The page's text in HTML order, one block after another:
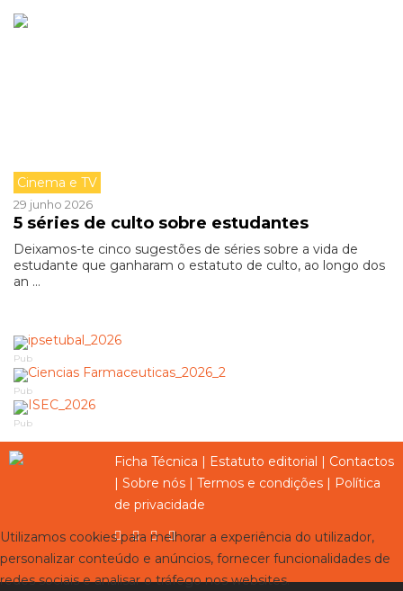
Cinema e TV
29 junho 2026
5 séries de culto sobre estudantes
Deixamos-te cinco sugestões de séries sobre a vida de
estudante que ganharam o estatuto de culto, ao longo dos
an ...
Pub
Pub
Pub
Ficha Técnica | Estatuto editorial | Contactos
| Sobre nós | Termos e condições | Política
de privacidade
Utilizamos cookies para melhorar a experiência do utilizador,
personalizar conteúdo e anúncios, fornecer funcionalidades de
redes sociais e analisar o tráfego nos websites.